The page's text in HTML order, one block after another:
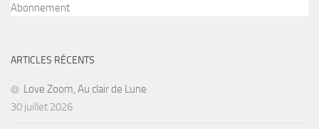
Abonnement
ARTICLES RÉCENTS
Love Zoom, Au clair de Lune
30 juillet 2026